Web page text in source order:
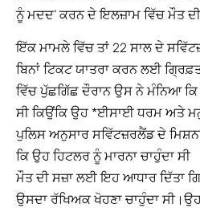
ਨੂੰ ਮਦਦ’ ਕਰਨ ਦੇ ਇਲਜ਼ਾਮ ਵਿੱਚ ਮੌਤ
ਇੱਕ ਮਾਮਲੇ ਵਿੱਚ ਤਾਂ 22 ਸਾਲ ਦੇ
ਬਿਨਾਂ ਟਿਕਟ ਯਾਤਰਾ ਕਰਨ ਲਈ
ਵਿੱਚ ਪੁੱਛਗਿੱਛ ਦੌਰਾਨ ਉਸ ਨੇ ਮੰਨਿਆ ਕਿ
ਸੀ ਕਿਉਂਕਿ ਉਹ *ਈਸਾਈ ਧਰਮ ਅਤੇ
ਪੁਲਿਸ ਅਨੁਸਾਰ ਸਵਿੱਟਜ਼ਰਲੈਂਡ ਦੇ
ਕਿ ਉਹ ਹਿਟਲਰ ਨੂੰ ਮਾਰਨਾ ਚਾਹੁੰਦਾ ਸੀ
ਮੌਤ ਦੀ ਸਜ਼ਾ ਲਈ ਇਹ ਆਧਾਰ ਦਿੱਤਾ
ਉਸਦਾ ਰੱਖਿਅਕ ਖੋਹਣਾ ਚਾਹੁੰਦਾ